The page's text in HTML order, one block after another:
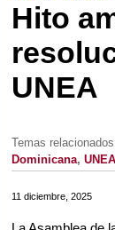
Hito
UNEA
Temas
Dominicana,
11 diciembre, 2025